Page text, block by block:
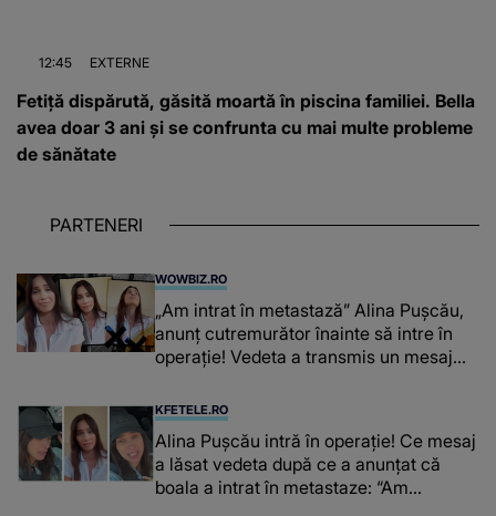
12:45 EXTERNE
Fetiță dispărută, găsită moartă în piscina familiei. Bella
avea doar 3 ani și se confrunta cu mai multe probleme
de sănătate
PARTENERI
WOWBIZ.RO
„Am intrat în metastază” Alina Pușcău,
anunț cutremurător înainte să intre în
operație! Vedeta a transmis un mesaj
KFETELE.RO
Alina Pușcău intră în operație! Ce mesaj
a lăsat vedeta după ce a anunțat că
boala a intrat în metastaze: “Am